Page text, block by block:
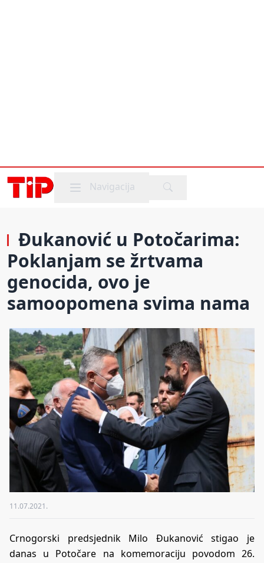
Mobile menu
Navigacija
Đukanović u Potočarima:
Poklanjam se žrtvama
genocida, ovo je
samoopomena svima nama
11.07.2021.
Crnogorski predsjednik Milo Đukanović stigao je
danas u Potočare na komemoraciju povodom 26.